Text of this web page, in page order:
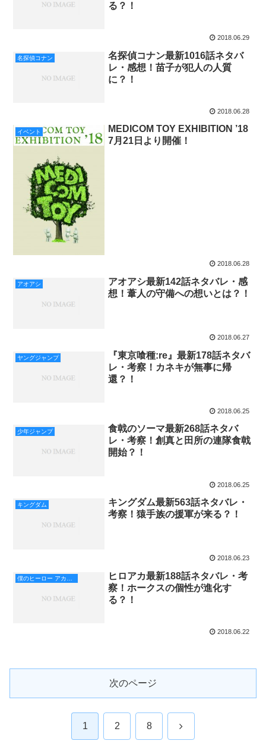
る？！
2018.06.29
名探偵コナン
名探偵コナン最新1016話ネタバ
レ・感想！苗子が犯人の人質
に？！
2018.06.28
イベント
MEDICOM TOY EXHIBITION ’18
7月21日より開催！
2018.06.28
アオアシ
アオアシ最新142話ネタバレ・感
想！葦人の守備への想いとは？！
2018.06.27
ヤングジャンプ
『東京喰種:re』最新178話ネタバ
レ・考察！カネキが無事に帰
還？！
2018.06.25
少年ジャンプ
食戟のソーマ最新268話ネタバ
レ・考察！創真と田所の連隊食戟
開始？！
2018.06.25
キングダム
キングダム最新563話ネタバレ・
考察！猿手族の援軍が来る？！
2018.06.23
ヒロアカ最新188話ネタバレ・考
察！ホークスの個性が進化す
る？！
2018.06.22
次のページ
1 2 8 次